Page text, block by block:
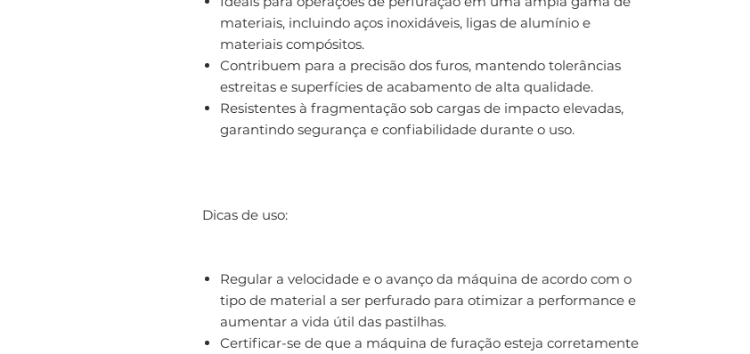
materiais, incluindo aços inoxidáveis, ligas de alumínio e
materiais compósitos.
Contribuem para a precisão dos furos, mantendo tolerâncias
estreitas e superfícies de acabamento de alta qualidade.
Resistentes à fragmentação sob cargas de impacto elevadas,
garantindo segurança e confiabilidade durante o uso.
Dicas de uso:
Regular a velocidade e o avanço da máquina de acordo com o
tipo de material a ser perfurado para otimizar a performance e
aumentar a vida útil das pastilhas.
Certificar-se de que a máquina de furação esteja corretamente